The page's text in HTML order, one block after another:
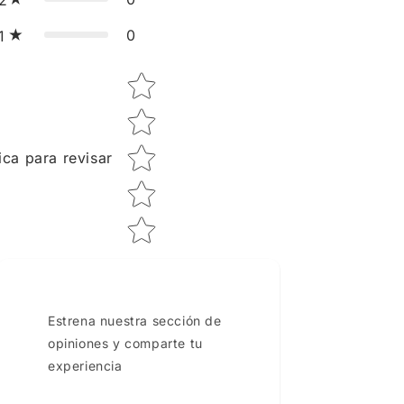
0
para revisar
Star rating
Estrena nuestra sección de
opiniones y comparte tu
experiencia